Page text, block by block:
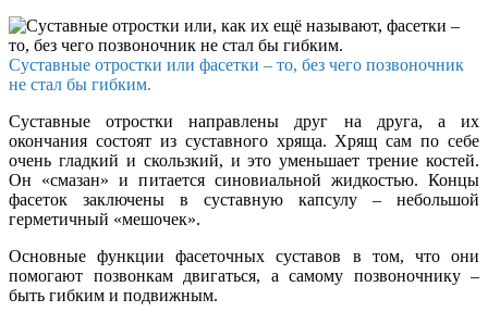
Суставные отростки или фасетки – то, без чего позвоночник
не стал бы гибким.
Суставные отростки направлены друг на друга, а их
окончания состоят из суставного хряща. Хрящ сам по себе
очень гладкий и скользкий, и это уменьшает трение костей.
Он «смазан» и питается синовиальной жидкостью. Концы
фасеток заключены в суставную капсулу – небольшой
герметичный «мешочек».
Основные функции фасеточных суставов в том, что они
помогают позвонкам двигаться, а самому позвоночнику –
быть гибким и подвижным.